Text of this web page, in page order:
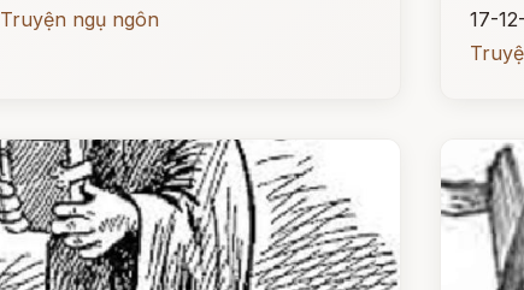
Truyện ngụ ngôn
17-